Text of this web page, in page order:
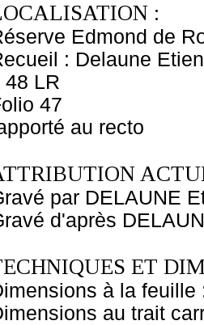
:
Edmond de
: Delaune
48 LR
47
au recto
par DELAUNE
d'après
ET
à la
au trait